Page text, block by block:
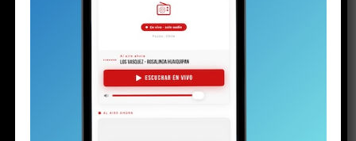
PuconApp completa su despliegue y ya está
disponible en Android